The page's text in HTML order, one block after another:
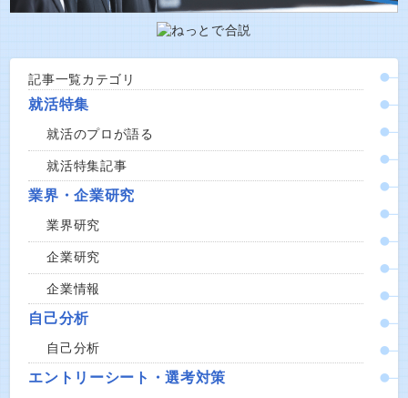
記事一覧カテゴリ
就活特集
就活のプロが語る
就活特集記事
業界・企業研究
業界研究
企業研究
企業情報
自己分析
自己分析
エントリーシート・選考対策